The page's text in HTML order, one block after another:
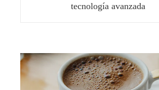
tecnología avanzada